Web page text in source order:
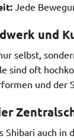
Jede
und
selbst,
sind oft
und der
Shibari auch